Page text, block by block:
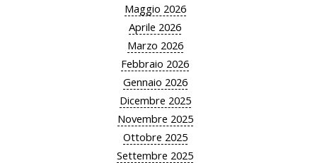
Maggio 2026
Aprile 2026
Marzo 2026
Febbraio 2026
Gennaio 2026
Dicembre 2025
Novembre 2025
Ottobre 2025
Settembre 2025